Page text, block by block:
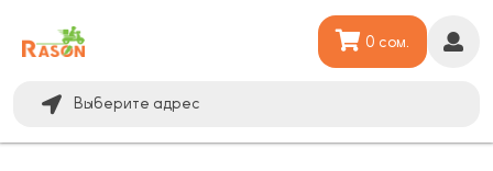
Выберите адрес
0 сом.